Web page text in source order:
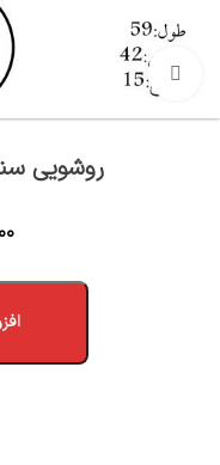
بزرگنمایی تصویر
روشویی